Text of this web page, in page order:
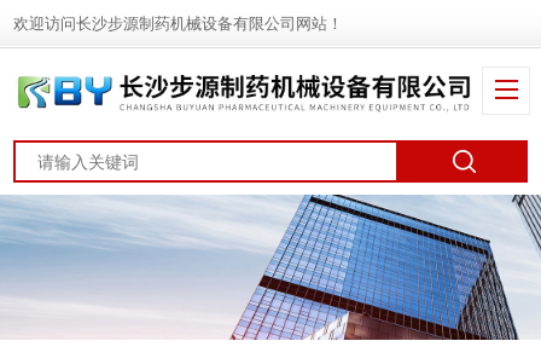
欢迎访问长沙步源制药机械设备有限公司网站！